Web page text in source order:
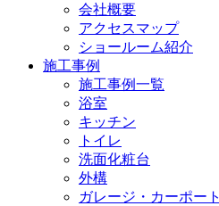
会社概要
アクセスマップ
ショールーム紹介
施工事例
施工事例一覧
浴室
キッチン
トイレ
洗面化粧台
外構
ガレージ・カーポート